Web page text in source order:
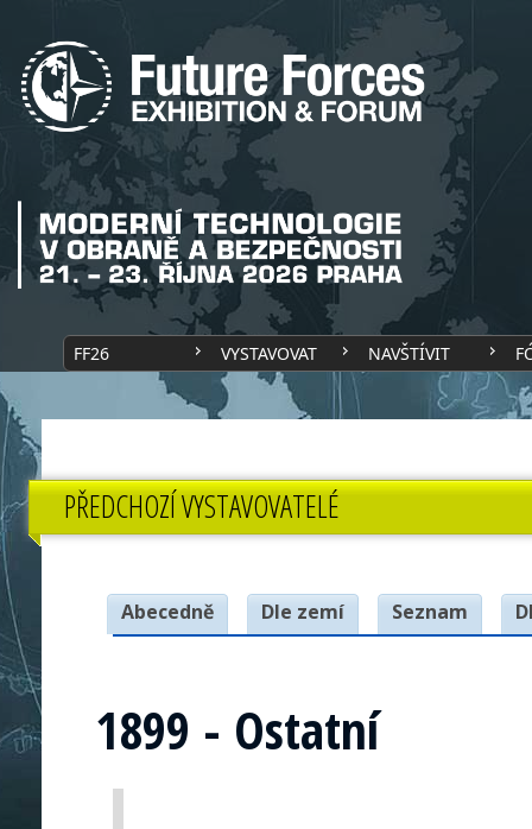
FF26 VYSTAVOVAT NAVŠTÍVIT
PŘEDCHOZÍ VYSTAVOVATELÉ
Abecedně Dle zemí Seznam
1899 - Ostatní